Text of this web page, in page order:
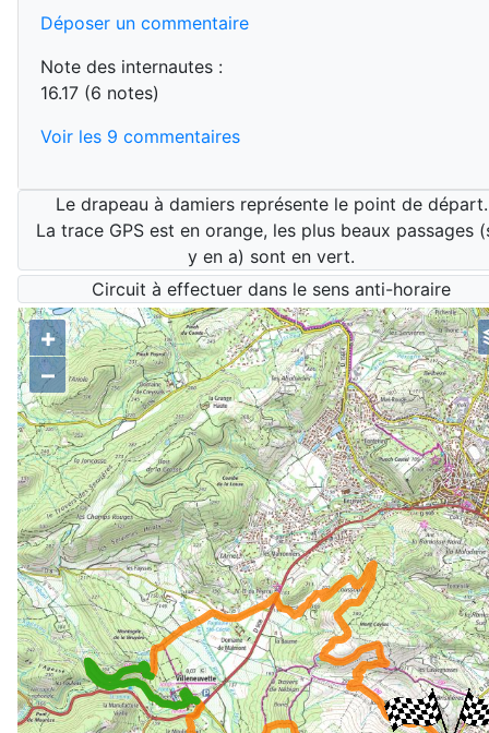
Déposer un commentaire
Note des internautes :
16.17 (6 notes)
Voir les 9 commentaires
Le drapeau à damiers représente le point de départ.
La trace GPS est en orange, les plus beaux passages
y en a) sont en vert.
Circuit à effectuer dans le sens anti-horaire
+
–
esthétique
tracé GPS
carte ign